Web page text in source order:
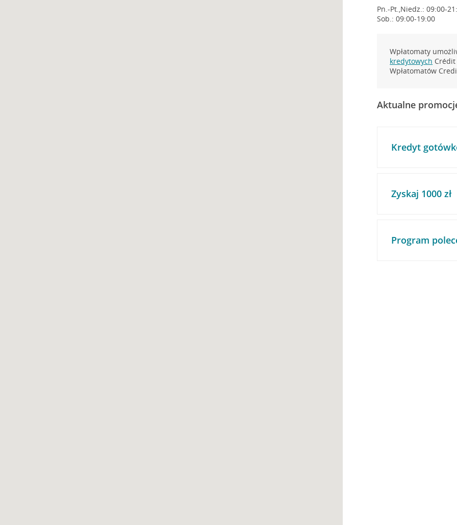
Pn.-Pt.,Niedz.: 09:00-
Sob.: 09:00-19:00
Wpłatomaty
kredytowych
Wpłatomatów
Aktualne
Kredyt
Zyskaj 1000 zł
Program